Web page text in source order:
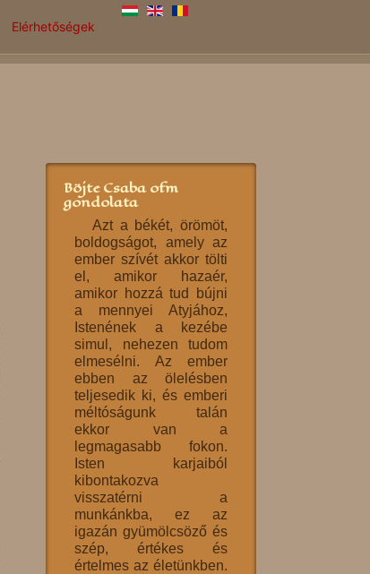
Elérhetőségek
Böjte Csaba ofm
gondolata
Azt a békét, örömöt,
boldogságot, amely az
ember szívét akkor tölti
el, amikor hazaér,
amikor hozzá tud bújni
a mennyei Atyjához,
Istenének a kezébe
simul, nehezen tudom
elmesélni. Az ember
ebben az ölelésben
teljesedik ki, és emberi
méltóságunk talán
ekkor van a
legmagasabb fokon.
Isten karjaiból
kibontakozva
visszatérni a
munkánkba, ez az
igazán gyümölcsöző és
szép, értékes és
értelmes az életünkben.